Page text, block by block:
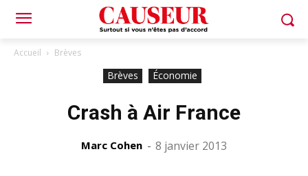
Accueil Brèves
Brèves Économie
Crash à Air France
Marc Cohen - 8 janvier 2013